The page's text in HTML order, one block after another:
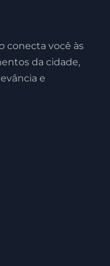
conecta você às
da cidade,
e